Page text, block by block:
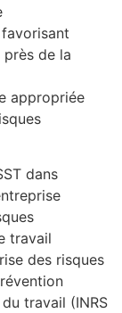
près de la
appropriée
dans
travail
des risques
travail (INRS